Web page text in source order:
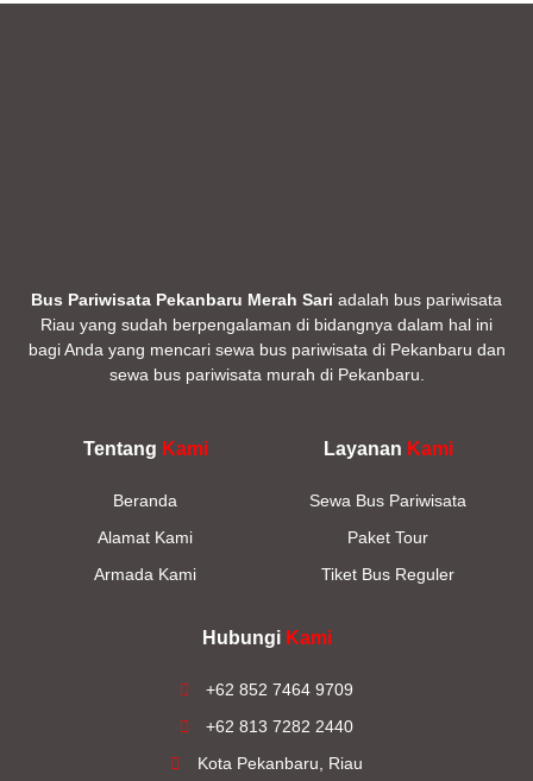
Bus Pariwisata Pekanbaru Merah Sari adalah bus pariwisata
Riau yang sudah berpengalaman di bidangnya dalam hal ini
bagi Anda yang mencari sewa bus pariwisata di Pekanbaru dan
sewa bus pariwisata murah di Pekanbaru.
Tentang Kami
Beranda
Alamat Kami
Armada Kami
Layanan Kami
Sewa Bus Pariwisata
Paket Tour
Tiket Bus Reguler
Hubungi Kami
+62 852 7464 9709
+62 813 7282 2440
Kota Pekanbaru, Riau